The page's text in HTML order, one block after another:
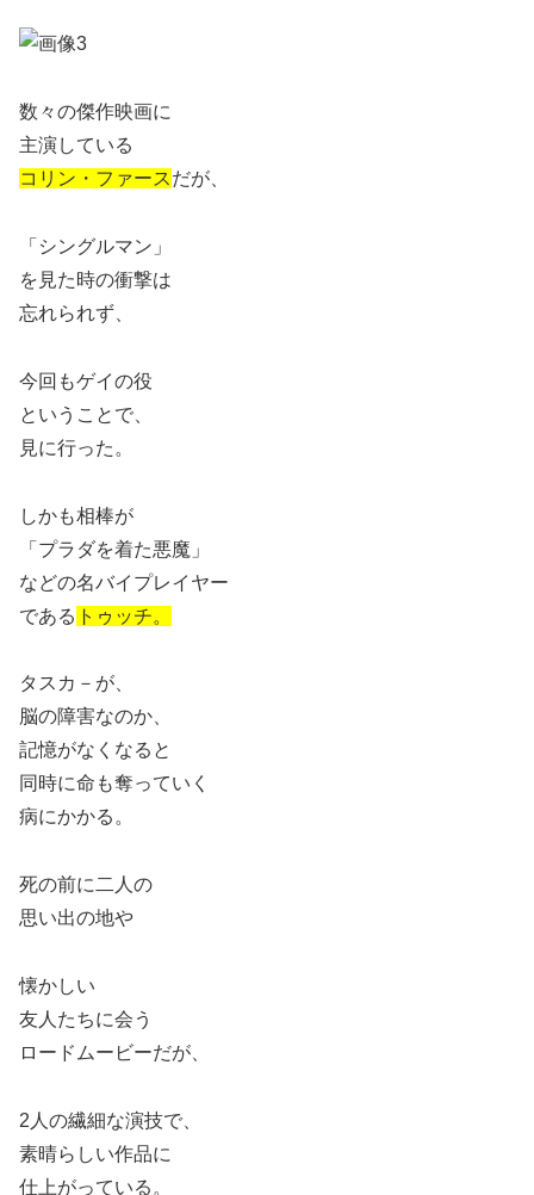
数々の傑作映画に
主演している
コリン・ファースだが、
「シングルマン」
を見た時の衝撃は
忘れられず、
今回もゲイの役
ということで、
見に行った。
しかも相棒が
「プラダを着た悪魔」
などの名バイプレイヤー
である トゥッチ。
タスカ－が、
脳の障害なのか、
記憶がなくなると
同時に命も奪っていく
病にかかる。
死の前に二人の
思い出の地や
懐かしい
友人たちに会う
ロードムービーだが、
2人の繊細な演技で、
素晴らしい作品に
仕上がっている。